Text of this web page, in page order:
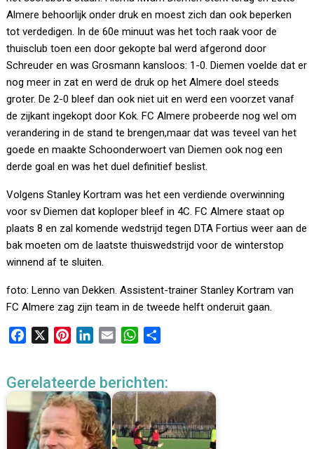
Almere behoorlijk onder druk en moest zich dan ook beperken
tot verdedigen. In de 60e minuut was het toch raak voor de
thuisclub toen een door gekopte bal werd afgerond door
Schreuder en was Grosmann kansloos: 1-0. Diemen voelde dat er
nog meer in zat en werd de druk op het Almere doel steeds
groter. De 2-0 bleef dan ook niet uit en werd een voorzet vanaf
de zijkant ingekopt door Kok. FC Almere probeerde nog wel om
verandering in de stand te brengen,maar dat was teveel van het
goede en maakte Schoonderwoert van Diemen ook nog een
derde goal en was het duel definitief beslist.
Volgens Stanley Kortram was het een verdiende overwinning
voor sv Diemen dat koploper bleef in 4C. FC Almere staat op
plaats 8 en zal komende wedstrijd tegen DTA Fortius weer aan de
bak moeten om de laatste thuiswedstrijd voor de winterstop
winnend af te sluiten.
foto: Lenno van Dekken. Assistent-trainer Stanley Kortram van
FC Almere zag zijn team in de tweede helft onderuit gaan.
e
o
o
t
e
e
k
e
d
I
i
l
W
t
s
A
p
e
n
Gerelateerde berichten: